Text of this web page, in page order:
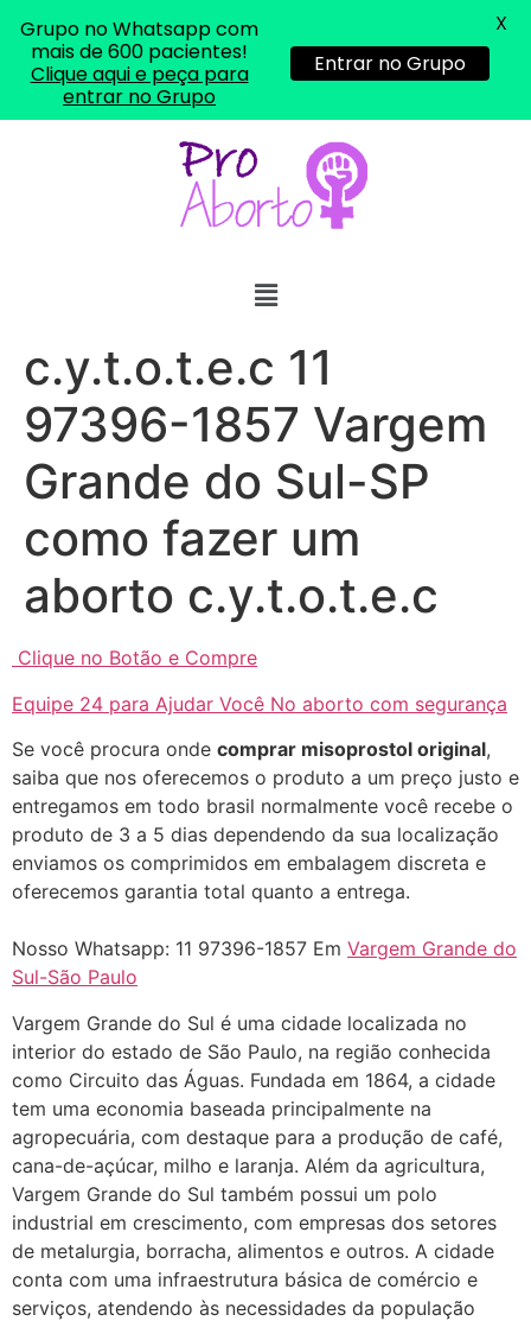
c.y.t.o.t.e.c 11
97396-1857 Vargem
Grande do Sul-SP
como fazer um
aborto c.y.t.o.t.e.c
Clique no Botão e Compre
Equipe 24 para Ajudar Você No aborto com segurança
Se você procura onde comprar misoprostol original,
saiba que nos oferecemos o produto a um preço justo e
entregamos em todo brasil normalmente você recebe o
produto de 3 a 5 dias dependendo da sua localização
enviamos os comprimidos em embalagem discreta e
oferecemos garantia total quanto a entrega.
Nosso Whatsapp: 11 97396-1857 Em Vargem Grande do
Sul-São Paulo
Vargem Grande do Sul é uma cidade localizada no
interior do estado de São Paulo, na região conhecida
como Circuito das Águas. Fundada em 1864, a cidade
tem uma economia baseada principalmente na
agropecuária, com destaque para a produção de café,
cana-de-açúcar, milho e laranja. Além da agricultura,
Vargem Grande do Sul também possui um polo
industrial em crescimento, com empresas dos setores
de metalurgia, borracha, alimentos e outros. A cidade
conta com uma infraestrutura básica de comércio e
serviços, atendendo às necessidades da população
Grupo no Whatsapp com
mais de 600 pacientes!
Clique aqui e peça para
entrar no Grupo
Entrar no Grupo
X
... (1998989**** em
http://www.proaborto.com)
"só de ter dúvida já é uma
resposta" muito isso, disse tudo
22/05/2026 16:35:20
Helly
(1999997****
em http://www.proaborto.com)
Eu estou preparada em varias
áreas mas psicologicamente p ter
sozinha nao estou
22/05/2026 17:09:20
Helly
(1999997****
em http://www.proaborto.com)
Entao q seja